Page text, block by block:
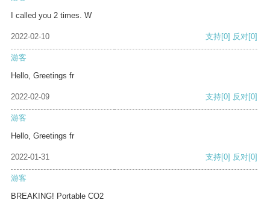
I called you 2 times. W
2022-02-10 支持[0] 反对[0]
游客
Hello, Greetings fr
2022-02-09 支持[0] 反对[0]
游客
Hello, Greetings fr
2022-01-31 支持[0] 反对[0]
游客
BREAKING! Portable CO2